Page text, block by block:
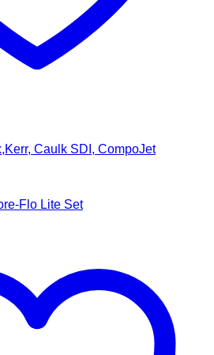
Caulk SDI, CompoJet